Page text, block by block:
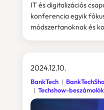
IT és digitalizációs
konferencia egyik
módszertanoknak és
2024.12.10.
BankTech
Techshow-beszámolók